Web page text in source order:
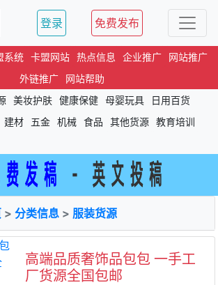
登录 免费发布
系统 卡盟网站 热点信息 企业推广
网站推广
外链推广
网站帮助
美妆护肤 健康保健 母婴玩具
日用百货
建材 五金 机械 食品 其他货源 教育培训
> 分类信息 > 服装货源
高端品质奢饰品包包 一手工
厂货源全国包邮